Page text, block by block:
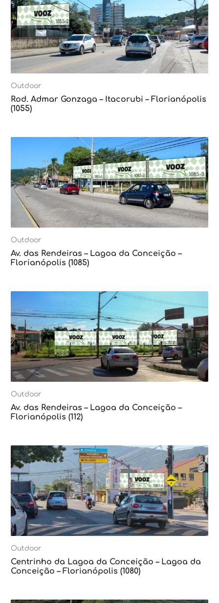
Outdoor
Rod. Admar Gonzaga – Itacorubi – Florianópolis
(1055)
Outdoor
Av. das Rendeiras – Lagoa da Conceição –
Florianópolis (1085)
Outdoor
Av. das Rendeiras – Lagoa da Conceição –
Florianópolis (112)
Outdoor
Centrinho da Lagoa da Conceição – Lagoa da
Conceição – Florianópolis (1080)